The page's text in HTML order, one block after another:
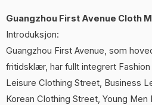
Guangzhou First Avenue Cloth
Introduksjon:
Guangzhou First Avenue, som
fritidsklær, har fullt integrert
Leisure Clothing Street, Business
Korean Clothing Street, Young